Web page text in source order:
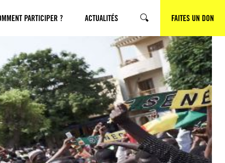
PARTICIPER ? ACTUALITÉS RECHERCHEFAITES UN DON